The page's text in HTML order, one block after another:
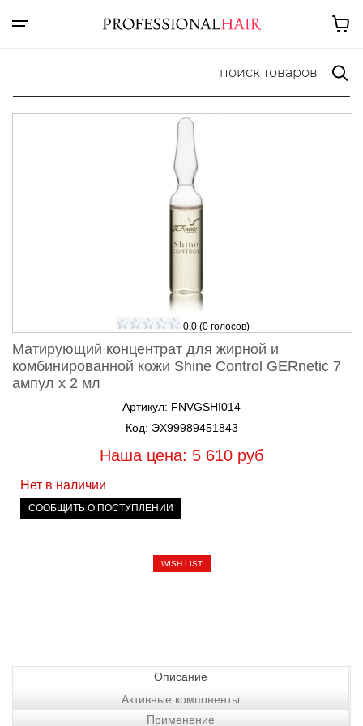
0,0(0голосов)
Матирующий концентрат для жирной и
комбинированной кожи Shine Control GERnetic 7
ампул х 2 мл
Артикул: FNVGSHI014
Код: ЭХ99989451843
Наша цена: 5 610 руб
Нет в наличии
СООБЩИТЬ О ПОСТУПЛЕНИИ
WISH LIST
Описание
Активные компоненты
Применение